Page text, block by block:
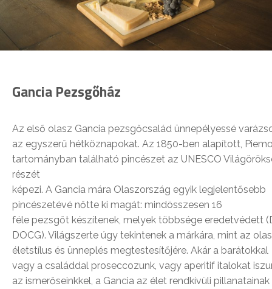
Gancia Pezsgőház
Az első olasz Gancia pezsgőcsalád ünnepélyessé
az egyszerű hétköznapokat. Az 1850-ben alapított,
tartományban található pincészet az UNESCO
részét
képezi. A Gancia mára Olaszország egyik legjelentősebb
pincészetévé nőtte ki magát: mindösszesen 16
féle pezsgőt készítenek, melyek többsége eredetvédett
DOCG). Világszerte úgy tekintenek a márkára, mint az
életstílus és ünneplés megtestesítőjére. Akár a barátokkal
vagy a családdal proseccozunk, vagy aperitif italokat
az ismerőseinkkel, a Gancia az élet rendkívüli pillanatainak